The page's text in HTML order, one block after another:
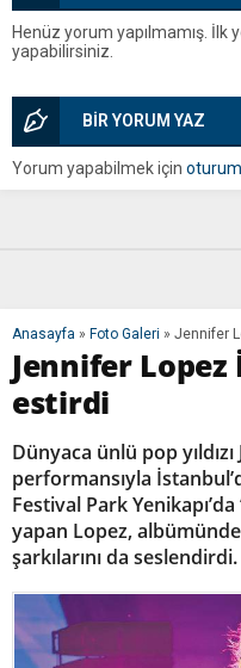
Henüz yorum yapılmamış. İlk
yapabilirsiniz.
BİR YORUM YAZ
Yorum yapabilmek için oturum
Anasayfa » Foto Galeri » Jennifer
Jennifer Lopez
estirdi
Dünyaca ünlü pop
performansıyla
Festival Park Yenikapı’da
yapan Lopez,
şarkılarını da seslendirdi.